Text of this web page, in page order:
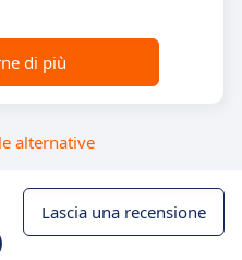
di più
alternative
Lascia una recensione